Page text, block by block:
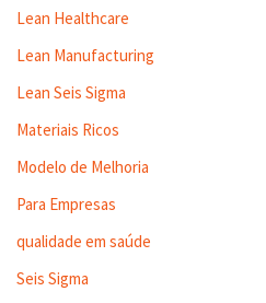
Lean Healthcare
Lean Manufacturing
Lean Seis Sigma
Materiais Ricos
Modelo de Melhoria
Para Empresas
qualidade em saúde
Seis Sigma